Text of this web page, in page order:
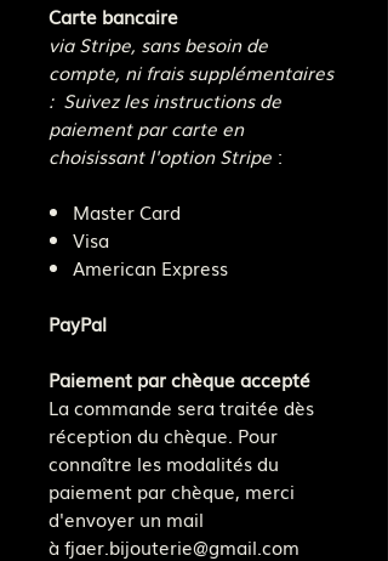
Carte bancaire
via Stripe, sans besoin de
compte, ni frais supplémentaires
: Suivez les instructions de
paiement par carte en
choisissant l'option Stripe :
Master Card
Visa
American Express
PayPal
Paiement par chèque accepté
La commande sera traitée dès
réception du chèque. Pour
connaître les modalités du
paiement par chèque, merci
d'envoyer un mail
à fjaer.bijouterie@gmail.com